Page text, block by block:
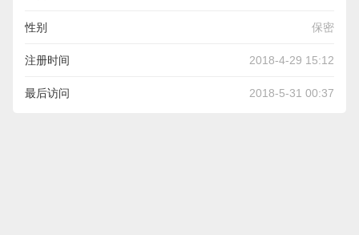
性别 保密
注册时间 2018-4-29 15:12
最后访问 2018-5-31 00:37